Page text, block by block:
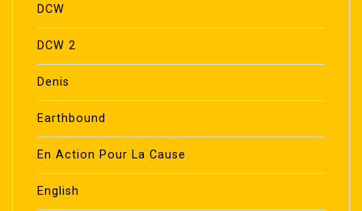
DCW
DCW 2
Denis
Earthbound
En Action Pour La Cause
English